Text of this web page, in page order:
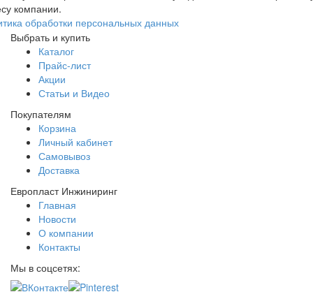
компании.
обработки персональных данных
Выбрать и купить
Каталог
Прайс-лист
Акции
Статьи и Видео
Покупателям
Корзина
Личный кабинет
Самовывоз
Доставка
Европласт Инжиниринг
Главная
Новости
О компании
Контакты
Мы в соцсетях: